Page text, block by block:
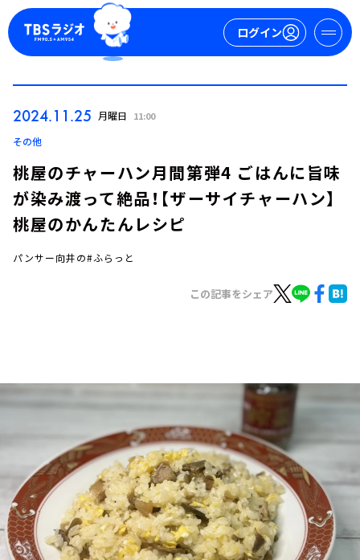
ログイン
イベント・グッズ
YouTube
2024.11.25 月曜日 11:00
その他
桃屋のチャーハン月間第弾4 ごはんに旨味
が染み渡って絶品！【ザーサイチャーハン】
桃屋のかんたんレシピ
パンサー向井の#ふらっと
この記事をシェア